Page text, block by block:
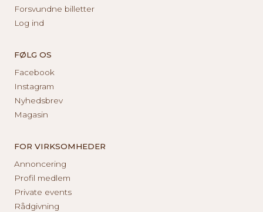
Forsvundne billetter
Log ind
FØLG OS
Facebook
Instagram
Nyhedsbrev
Magasin
FOR VIRKSOMHEDER
Annoncering
Profil medlem
Private events
Rådgivning